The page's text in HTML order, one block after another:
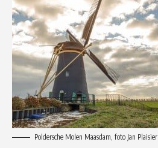
Poldersche Molen Maasdam, foto Jan Plaisier